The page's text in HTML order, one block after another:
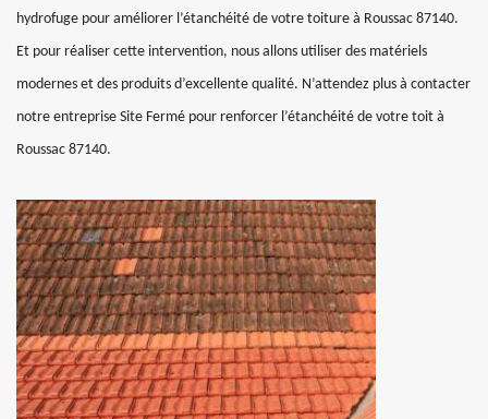
hydrofuge pour améliorer l’étanchéité de votre toiture à Roussac 87140.
Et pour réaliser cette intervention, nous allons utiliser des matériels
modernes et des produits d’excellente qualité. N’attendez plus à contacter
notre entreprise Site Fermé pour renforcer l’étanchéité de votre toit à
Roussac 87140.